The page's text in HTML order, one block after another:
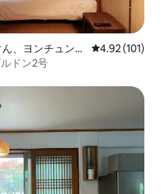
、ヨンチュンミ
レビュー101
4.92 (101)
ドン2号